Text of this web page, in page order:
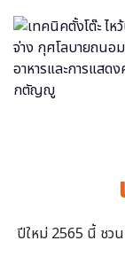
ปีใหม่ 2565 นี้ ชว